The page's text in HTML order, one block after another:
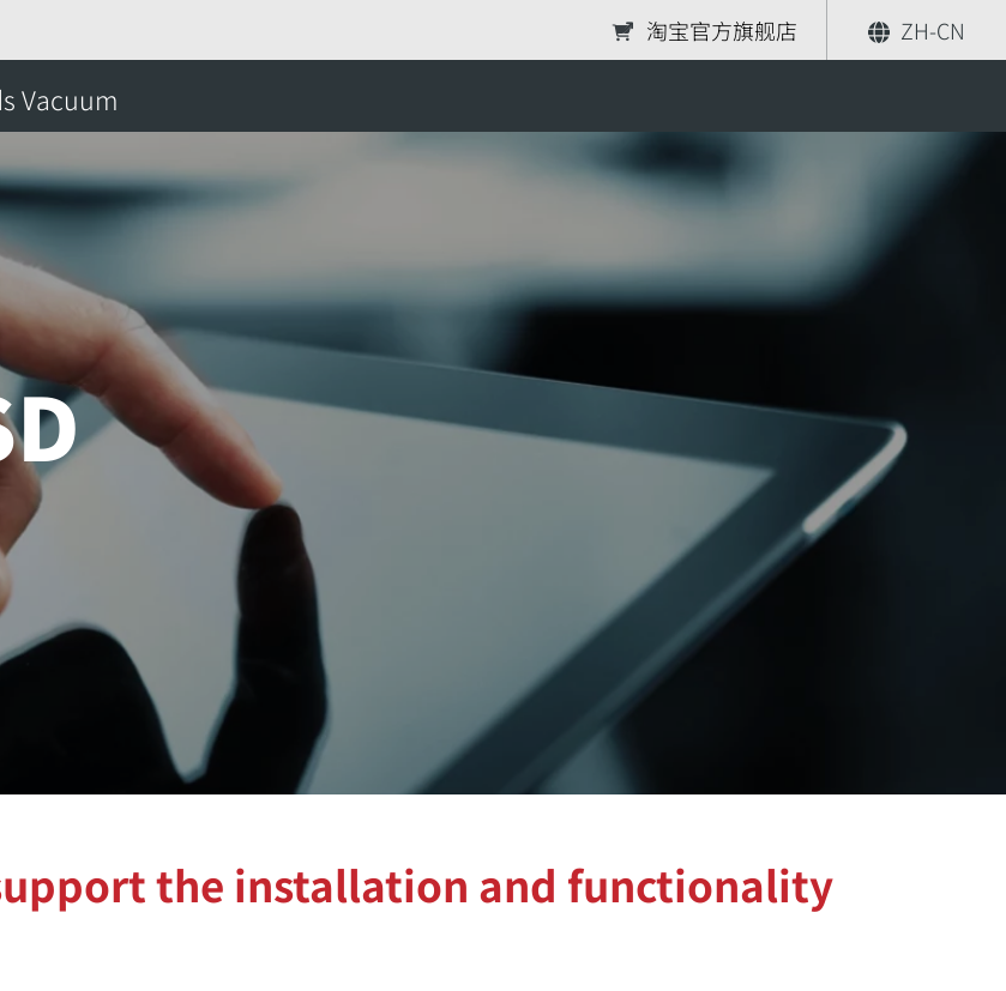
淘宝官方旗舰店 ZH-CN
Vacuum
Profibus Module GSD files 分享
the installation and functionality